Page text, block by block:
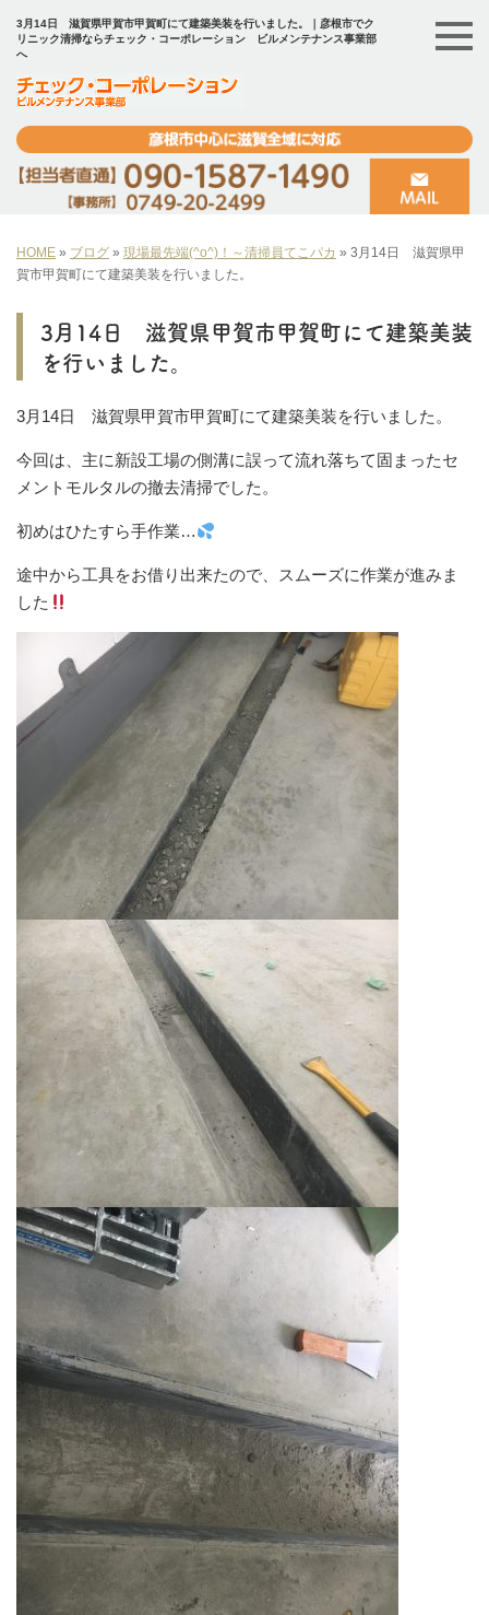
3月14日 滋賀県甲賀市甲賀町にて建築美装を行いました。｜彦根市でク
リニック清掃ならチェック・コーポレーション ビルメンテナンス事業部
へ
HOME » ブログ » 現場最先端(^o^)！～清掃員てこパカ » 3月14日 滋賀県甲
賀市甲賀町にて建築美装を行いました。
3月14日 滋賀県甲賀市甲賀町にて建築美装
を行いました。
3月14日 滋賀県甲賀市甲賀町にて建築美装を行いました。
今回は、主に新設工場の側溝に誤って流れ落ちて固まったセ
メントモルタルの撤去清掃でした。
初めはひたすら手作業…
途中から工具をお借り出来たので、スムーズに作業が進みま
した